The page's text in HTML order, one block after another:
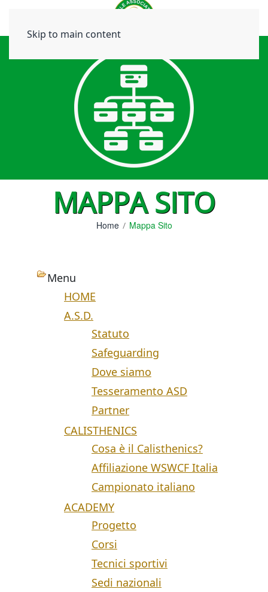
Skip to main content
MAPPA SITO
Home Mappa Sito
Menu
HOME
A.S.D.
Statuto
Safeguarding
Dove siamo
Tesseramento ASD
Partner
CALISTHENICS
Cosa è il Calisthenics?
Affiliazione WSWCF Italia
Campionato italiano
ACADEMY
Progetto
Corsi
Tecnici sportivi
Sedi nazionali